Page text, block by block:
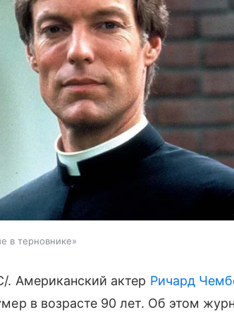
в терновнике»
Американский актер Ричард
в возрасте 90 лет. Об этом